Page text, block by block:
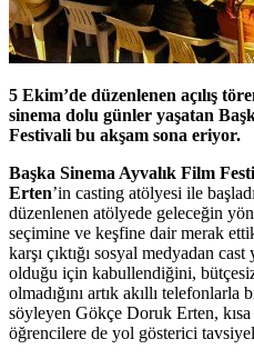
5 Ekim’de düzenlenen açılış
sinema dolu günler yaşatan
Festivali bu akşam sona eriyor.
Başka Sinema Ayvalık Film
Erten’in casting atölyesi ile
düzenlenen atölyede geleceğin
seçimine ve keşfine dair merak
karşı çıktığı sosyal medyadan cast
olduğu için kabullendiğini,
olmadığını artık akıllı
söyleyen Gökçe Doruk Erten,
öğrencilere de yol gösterici